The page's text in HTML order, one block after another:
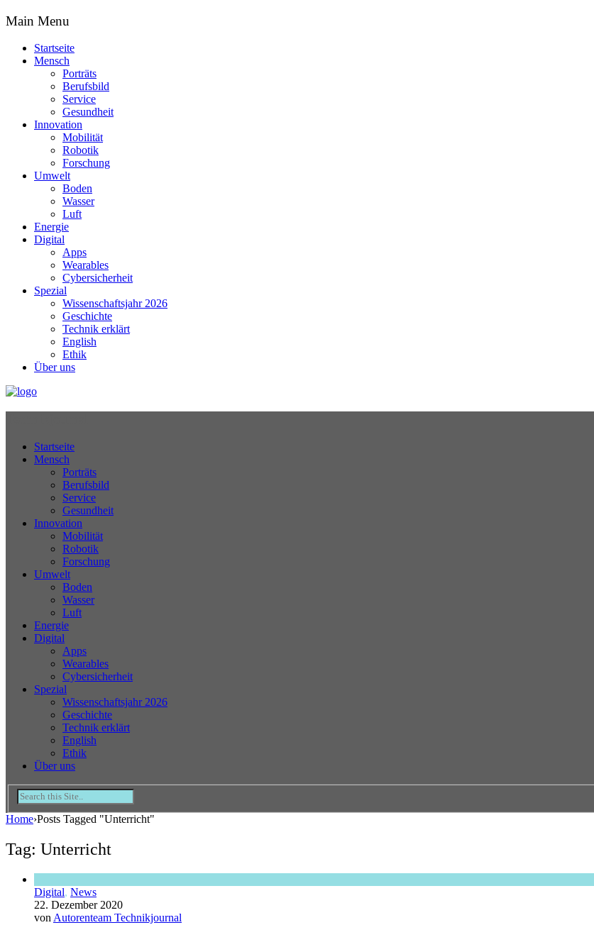
Main Menu
Startseite
Mensch
Porträts
Berufsbild
Service
Gesundheit
Innovation
Mobilität
Robotik
Forschung
Umwelt
Boden
Wasser
Luft
Energie
Digital
Apps
Wearables
Cybersicherheit
Spezial
Wissenschaftsjahr 2026
Geschichte
Technik erklärt
English
Ethik
Über uns
Startseite
Mensch
Porträts
Berufsbild
Service
Gesundheit
Innovation
Mobilität
Robotik
Forschung
Umwelt
Boden
Wasser
Luft
Energie
Digital
Apps
Wearables
Cybersicherheit
Spezial
Wissenschaftsjahr 2026
Geschichte
Technik erklärt
English
Ethik
Über uns
Home›Posts Tagged "Unterricht"
Tag: Unterricht
Digital, News
22. Dezember 2020
von Autorenteam Technikjournal